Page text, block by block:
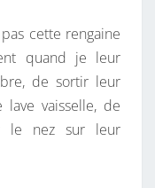
E
S
cette rengaine
quand je leur
de sortir leur
vaisselle, de
le nez sur leur